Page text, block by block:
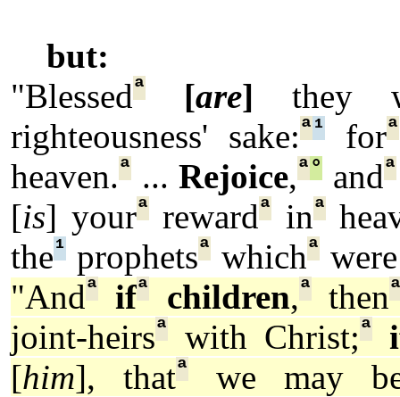
but:
"Blessedª [are] they
righteousness' sake:ª¹ forª
heaven.ª ... Rejoice,ª° andª
[is] yourªrewardª inª
the¹ prophetsª whichª
"Andª ifª children,ª then
joint-heirsª with Christ;ª
[him], thatª
we may